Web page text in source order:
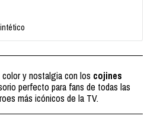
y nostalgia con los cojines
perfecto para fans de todas las
más icónicos de la TV.